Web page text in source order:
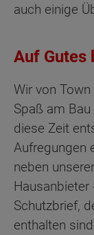
auch einige
Auf Gutes
Wir von
Spaß am
diese Zeit
Aufregungen
neben
Hausanbieter
Schutzbrief,
enthalten